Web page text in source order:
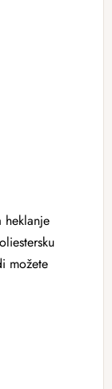
heklanje
možete